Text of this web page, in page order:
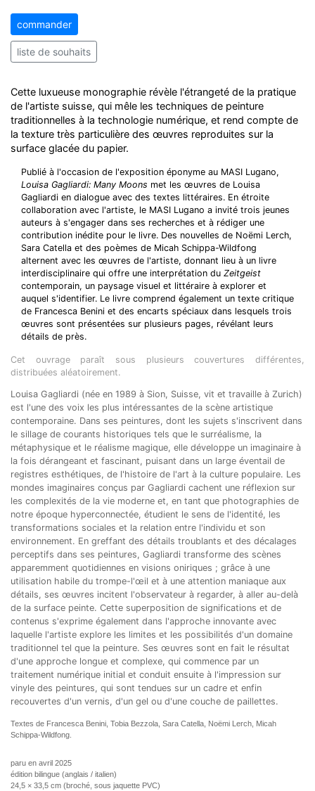
commander
liste de souhaits
Cette luxueuse monographie révèle l'étrangeté de la pratique
de l'artiste suisse, qui mêle les techniques de peinture
traditionnelles à la technologie numérique, et rend compte de
la texture très particulière des œuvres reproduites sur la
surface glacée du papier.
Publié à l'occasion de l'exposition éponyme au MASI Lugano,
Louisa Gagliardi: Many Moons met les œuvres de Louisa
Gagliardi en dialogue avec des textes littéraires. En étroite
collaboration avec l'artiste, le MASI Lugano a invité trois jeunes
auteurs à s'engager dans ses recherches et à rédiger une
contribution inédite pour le livre. Des nouvelles de Noëmi Lerch,
Sara Catella et des poèmes de Micah Schippa-Wildfong
alternent avec les œuvres de l'artiste, donnant lieu à un livre
interdisciplinaire qui offre une interprétation du Zeitgeist
contemporain, un paysage visuel et littéraire à explorer et
auquel s'identifier. Le livre comprend également un texte critique
de Francesca Benini et des encarts spéciaux dans lesquels trois
œuvres sont présentées sur plusieurs pages, révélant leurs
détails de près.
Cet ouvrage paraît sous plusieurs couvertures différentes,
distribuées aléatoirement.
Louisa Gagliardi (née en 1989 à Sion, Suisse, vit et travaille à Zurich)
est l'une des voix les plus intéressantes de la scène artistique
contemporaine. Dans ses peintures, dont les sujets s'inscrivent dans
le sillage de courants historiques tels que le surréalisme, la
métaphysique et le réalisme magique, elle développe un imaginaire à
la fois dérangeant et fascinant, puisant dans un large éventail de
registres esthétiques, de l'histoire de l'art à la culture populaire. Les
mondes imaginaires conçus par Gagliardi cachent une réflexion sur
les complexités de la vie moderne et, en tant que photographies de
notre époque hyperconnectée, étudient le sens de l'identité, les
transformations sociales et la relation entre l'individu et son
environnement. En greffant des détails troublants et des décalages
perceptifs dans ses peintures, Gagliardi transforme des scènes
apparemment quotidiennes en visions oniriques ; grâce à une
utilisation habile du trompe-l'œil et à une attention maniaque aux
détails, ses œuvres incitent l'observateur à regarder, à aller au-delà
de la surface peinte. Cette superposition de significations et de
contenus s'exprime également dans l'approche innovante avec
laquelle l'artiste explore les limites et les possibilités d'un domaine
traditionnel tel que la peinture. Ses œuvres sont en fait le résultat
d'une approche longue et complexe, qui commence par un
traitement numérique initial et conduit ensuite à l'impression sur
vinyle des peintures, qui sont tendues sur un cadre et enfin
recouvertes d'un vernis, d'un gel ou d'une couche de paillettes.
Textes de Francesca Benini, Tobia Bezzola, Sara Catella, Noëmi Lerch, Micah
Schippa-Wildfong.
paru en avril 2025
édition bilingue (anglais / italien)
24,5 × 33,5 cm (broché, sous jaquette PVC)